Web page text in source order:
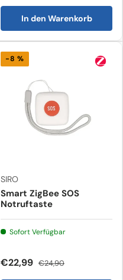
In den Warenkorb
-8 %
SIRO
Smart ZigBee SOS
Notruftaste
Sofort Verfügbar
€22,99 €24,90